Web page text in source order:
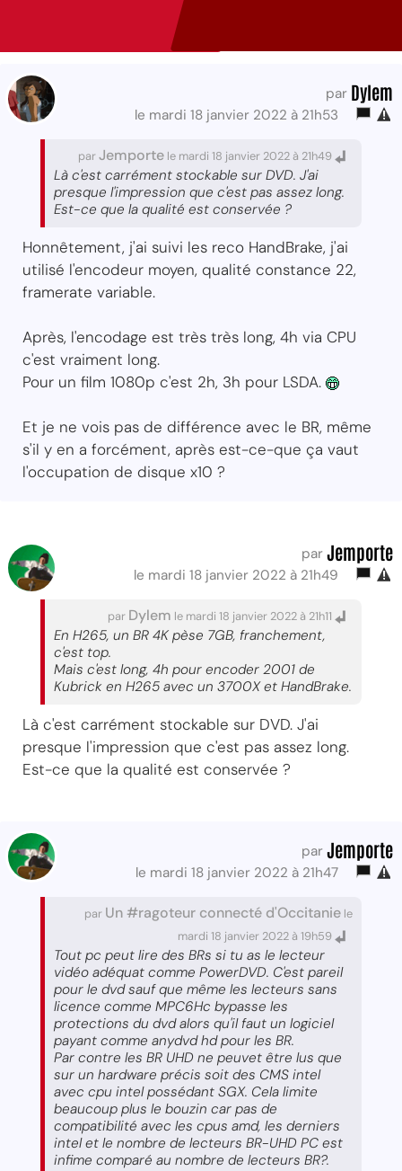
par Dylem
le mardi 18 janvier 2022 à 21h53
parJemporte le mardi 18 janvier 2022 à 21h49
Là c'est carrément stockable sur DVD. J'ai
presque l'impression que c'est pas assez long.
Est-ce que la qualité est conservée ?
Honnêtement, j'ai suivi les reco HandBrake, j'ai
utilisé l'encodeur moyen, qualité constance 22,
framerate variable.
Après, l'encodage est très très long, 4h via CPU
c'est vraiment long.
Pour un film 1080p c'est 2h, 3h pour LSDA.
Et je ne vois pas de différence avec le BR, même
s'il y en a forcément, après est-ce-que ça vaut
l'occupation de disque x10 ?
par Jemporte
le mardi 18 janvier 2022 à 21h49
par Dylem le mardi 18 janvier 2022 à 21h11
En H265, un BR 4K pèse 7GB, franchement,
c'est top.
Mais c'est long, 4h pour encoder 2001 de
Kubrick en H265 avec un 3700X et HandBrake.
Là c'est carrément stockable sur DVD. J'ai
presque l'impression que c'est pas assez long.
Est-ce que la qualité est conservée ?
par Jemporte
le mardi 18 janvier 2022 à 21h47
par Un #ragoteur connecté d'Occitanie le
mardi 18 janvier 2022 à 19h59
Tout pc peut lire des BRs si tu as le lecteur
vidéo adéquat comme PowerDVD. C'est pareil
pour le dvd sauf que même les lecteurs sans
licence comme MPC6Hc bypasse les
protections du dvd alors qu'il faut un logiciel
payant comme anydvd hd pour les BR.
Par contre les BR UHD ne peuvet être lus que
sur un hardware précis soit des CMS intel
avec cpu intel possédant SGX. Cela limite
beaucoup plus le bouzin car pas de
compatibilité avec les cpus amd, les derniers
intel et le nombre de lecteurs BR-UHD PC est
infime comparé au nombre de lecteurs BR?.